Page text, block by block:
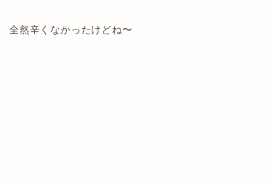
全然辛くなかったけどね〜